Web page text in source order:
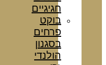
חגיגיים
בוקט
פרחים
בסגנון
הולנדי